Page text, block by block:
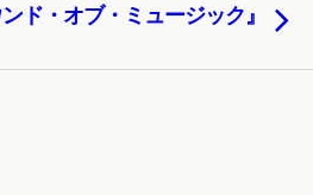
ド・オブ・ミュージック』